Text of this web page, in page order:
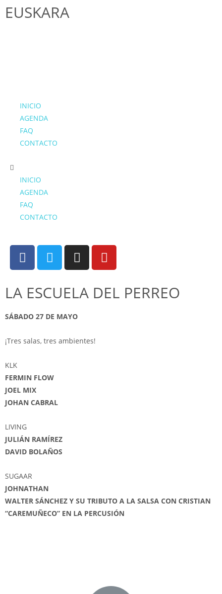
EUSKARA
INICIO
AGENDA
FAQ
CONTACTO
INICIO
AGENDA
FAQ
CONTACTO
LA ESCUELA DEL PERREO
SÁBADO 27 DE MAYO
¡Tres salas, tres ambientes!
KLK
FERMIN FLOW
JOEL MIX
JOHAN CABRAL
LIVING
JULIÁN RAMÍREZ
DAVID BOLAÑOS
SUGAAR
JOHNATHAN
WALTER SÁNCHEZ Y SU TRIBUTO A LA SALSA CON CRISTIAN
“CAREMUÑECO” EN LA PERCUSIÓN